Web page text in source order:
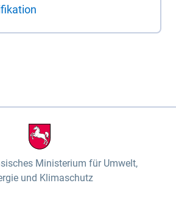
Ministerium für Umwelt,
und Klimaschutz